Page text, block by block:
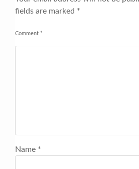
fields are marked *
Comment *
Name *